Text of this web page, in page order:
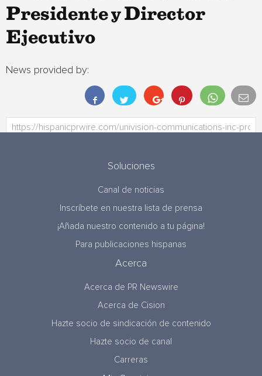
Presidente y Director
Ejecutivo
News provided by:
Soluciones
Canal de noticias
Inscríbete en nuestra lista de prensa
¡Añada nuestro contenido a tu página!
Para publicaciones hispanas
Acerca
Acerca de PR Newswire
Acerca de Cision
Hazte socio de sindicación de contenido
Hazte socio de canal
Carreras